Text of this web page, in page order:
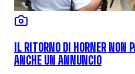
IL RITORNO DI HORNER NON
ANCHE UN ANNUNCIO